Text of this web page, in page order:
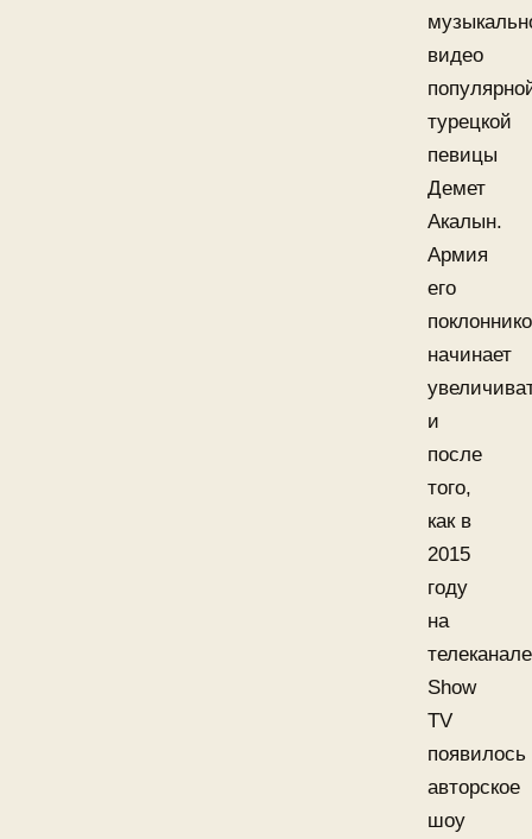
видео
турецкой
певицы
Демет
Акалын.
Армия
его
начинает
и
после
того,
как в
2015
году
на
телеканале
Show
TV
появилось
авторское
шоу